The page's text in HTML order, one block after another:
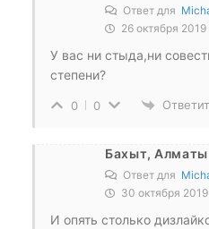
Ответ для
26 октября
У вас ни стыда,ни
степени?
0 0
Бахыт, Алматы
Ответ для
30 октября
И опять столько